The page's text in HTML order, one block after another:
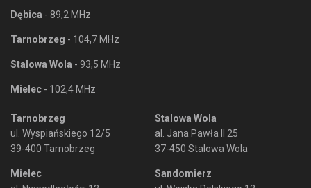
Dębica - 89,2 MHz
Tarnobrzeg - 104,7 MHz
Stalowa Wola - 93,5 MHz
Mielec - 102,4 MHz
Tarnobrzeg
ul. Wyspiańskiego 12/5
39-400 Tarnobrzeg
Mielec
Stalowa Wola
al. Jana Pawła II 25
37-450 Stalowa Wola
Sandomierz